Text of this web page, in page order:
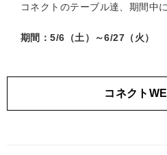
コネクトのテーブル達、期間中
期間：5/6（土）～6/27（火）
コネクト